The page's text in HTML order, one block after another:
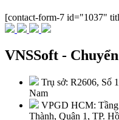
[contact-form-7 id="1037"
VNSSoft -
Trụ sở: R2606, Số
Nam
VPGD HCM: Tầng
Thành, Quận 1, TP.